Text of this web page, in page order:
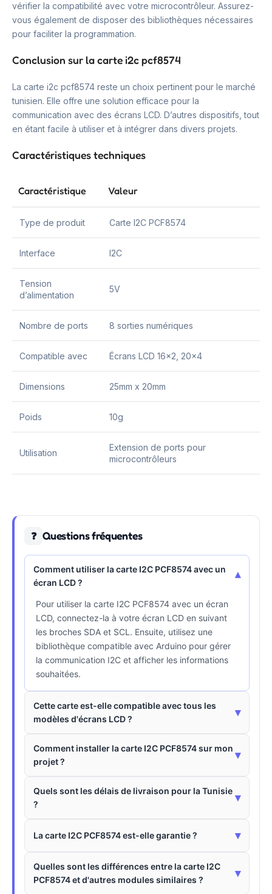
vérifier la compatibilité avec votre microcontrôleur. Assurez-
vous également de disposer des bibliothèques nécessaires
pour faciliter la programmation.
Conclusion sur la carte i2c pcf8574
La carte i2c pcf8574 reste un choix pertinent pour le marché
tunisien. Elle offre une solution efficace pour la
communication avec des écrans LCD. D’autres dispositifs, tout
en étant facile à utiliser et à intégrer dans divers projets.
Caractéristiques techniques
Caractéristique Valeur
Type de produit Carte I2C PCF8574
Interface I2C
Tension
d’alimentation
5V
Nombre de ports 8 sorties numériques
Compatible avec Écrans LCD 16×2, 20×4
Dimensions 25mm x 20mm
Poids 10g
Utilisation
Extension de ports pour
microcontrôleurs
❓ Questions fréquentes
Comment utiliser la carte I2C PCF8574 avec un
écran LCD ?
▾
Pour utiliser la carte I2C PCF8574 avec un écran
LCD, connectez-la à votre écran LCD en suivant
les broches SDA et SCL. Ensuite, utilisez une
bibliothèque compatible avec Arduino pour gérer
la communication I2C et afficher les informations
souhaitées.
Cette carte est-elle compatible avec tous les
modèles d'écrans LCD ?
▾
Comment installer la carte I2C PCF8574 sur mon
projet ?
▾
Quels sont les délais de livraison pour la Tunisie
?
▾
La carte I2C PCF8574 est-elle garantie ? ▾
Quelles sont les différences entre la carte I2C
PCF8574 et d'autres modules similaires ?
▾